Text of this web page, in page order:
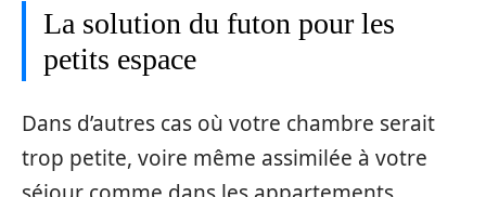
La solution du futon pour les
petits espace
Dans d’autres cas où votre chambre serait
trop petite, voire même assimilée à votre